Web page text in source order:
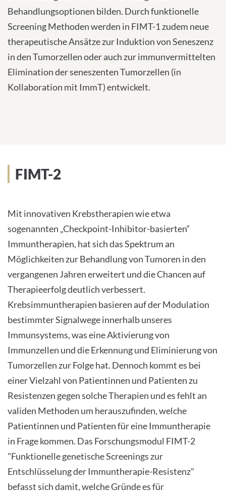
Behandlungsoptionen bilden. Durch funktionelle
Screening Methoden werden in FIMT-1 zudem neue
therapeutische Ansätze zur Induktion von Seneszenz
in den Tumorzellen oder auch zur immunvermittelten
Elimination der seneszenten Tumorzellen (in
Kollaboration mit ImmT) entwickelt.
FIMT-2
Mit innovativen Krebstherapien wie etwa
sogenannten „Checkpoint-Inhibitor-basierten“
Immuntherapien, hat sich das Spektrum an
Möglichkeiten zur Behandlung von Tumoren in den
vergangenen Jahren erweitert und die Chancen auf
Therapieerfolg deutlich verbessert.
Krebsimmuntherapien basieren auf der Modulation
bestimmter Signalwege innerhalb unseres
Immunsystems, was eine Aktivierung von
Immunzellen und die Erkennung und Eliminierung von
Tumorzellen zur Folge hat. Dennoch kommt es bei
einer Vielzahl von Patientinnen und Patienten zu
Resistenzen gegen solche Therapien und es fehlt an
validen Methoden um herauszufinden, welche
Patientinnen und Patienten für eine Immuntherapie
in Frage kommen. Das Forschungsmodul FIMT-2
"Funktionelle genetische Screenings zur
Entschlüsselung der Immuntherapie-Resistenz"
befasst sich damit, welche Gründe es für